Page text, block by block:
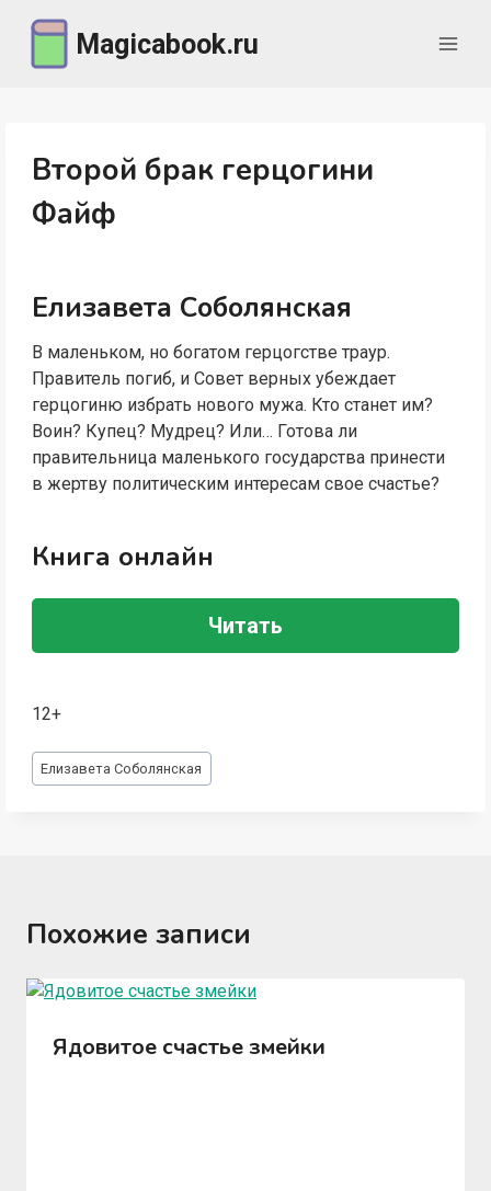
содержимому
Magicabook.ru
Второй брак герцогини
Файф
Елизавета Соболянская
В маленьком, но богатом герцогстве траур.
Правитель погиб, и Совет верных убеждает
герцогиню избрать нового мужа. Кто станет им?
Воин? Купец? Мудрец? Или… Готова ли
правительница маленького государства принести
в жертву политическим интересам свое счастье?
Книга онлайн
Читать
12+
Метки
записи:
Елизавета Соболянская
Похожие записи
Ядовитое счастье змейки